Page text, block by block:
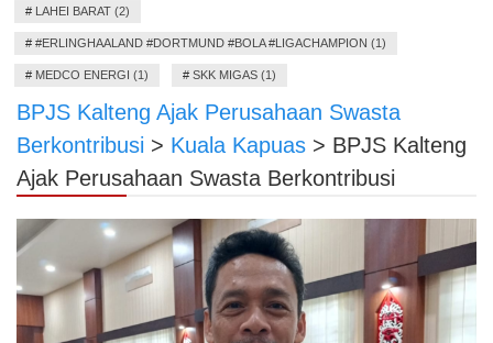
# LAHEI BARAT (2)
# #ERLINGHAALAND #DORTMUND #BOLA #LIGACHAMPION (1)
# MEDCO ENERGI (1) # SKK MIGAS (1)
BPJS Kalteng Ajak Perusahaan Swasta
Berkontribusi > Kuala Kapuas > BPJS Kalteng
Ajak Perusahaan Swasta Berkontribusi